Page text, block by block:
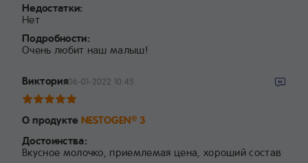
Недостатки:
Нет
Подробности:
Очень любит наш малыш!
Виктория06-01-2022 10:45
О продукте NESTOGEN®3
Достоинства:
Вкусное молочко, приемлемая цена, хороший состав